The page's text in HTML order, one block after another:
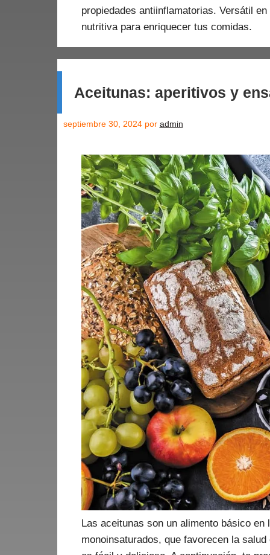
propiedades antiinflamatorias. Versátil
nutritiva para enriquecer tus comidas.
Aceitunas: aperitivos y
septiembre 30, 2024 por admin
Las aceitunas son un alimento básico
monoinsaturados, que favorecen la